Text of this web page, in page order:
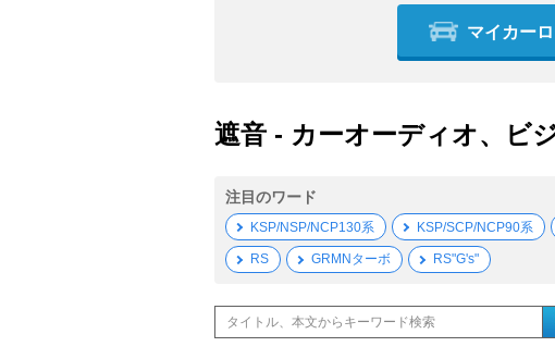
マイカー
遮音 - カーオーディオ、ビ
注目のワード
KSP/NSP/NCP130系 KSP/SCP/NCP90系
RS GRMNターボ RS"G's"